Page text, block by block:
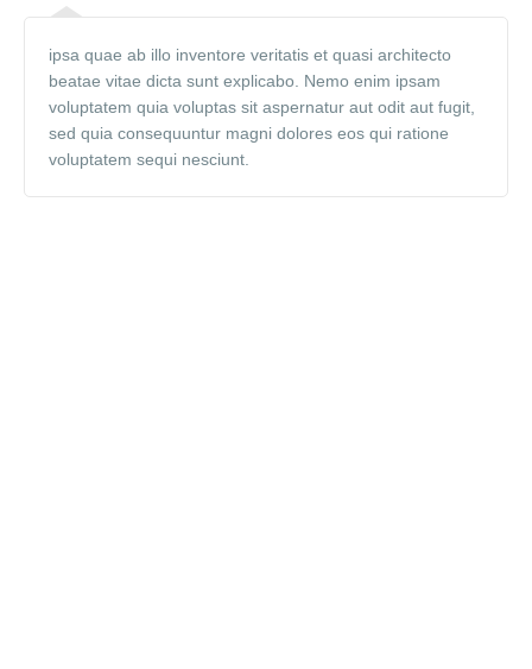
ipsa quae ab illo inventore veritatis et quasi architecto
beatae vitae dicta sunt explicabo. Nemo enim ipsam
voluptatem quia voluptas sit aspernatur aut odit aut fugit,
sed quia consequuntur magni dolores eos qui ratione
voluptatem sequi nesciunt.